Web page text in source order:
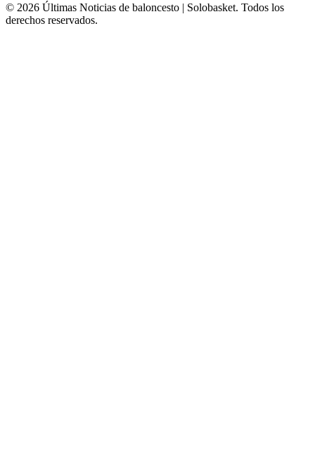
© 2026 Últimas Noticias de baloncesto | Solobasket. Todos los
derechos reservados.